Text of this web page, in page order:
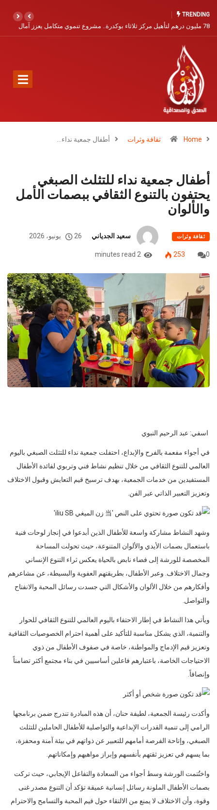
TRENDING
مندوبية الصيد البحري بآسفي تفتح باب التسجيل البحري برسم سنة 2026
Home ثقافة وثرات أطفال جمعية نداء…
أطفال جمعية نداء للتثلث الصبغي
يحتفون بالتنوع الثقافي ببصمات الأمل
والألوان
ثقافة وثرات سعيد الجدياني 26 يونيو، 2026
0
253
2 minutes read
اسفي: عبد الرحيم النبوي
في أجواء مفعمة بالفرح والإبداع، احتفلت جمعية نداء للتثلث الصبغي باليوم
العالمي للتنوع الثقافي من خلال تنظيم نشاط فني وتربوي لفائدة الأطفال
المستفيدين من خدمات الجمعية، بهدف ترسيخ قيم التعايش وقبول الاختلاف
وتعزيز التعبير الذاتي عبر الفن.
وشهد النشاط مشاركة واسعة للأطفال الذين أبدعوا في إنجاز لوحات فنية
باستعمال بصمات الأيدي والألوان المتنوعة، حيث تحولت المساحة
المخصصة للورشة إلى فضاء نابض بالحياة يعكس ثراء التنوع الإنساني
وجمال الاختلاف. وعبر الأطفال، بطريقتهم العفوية والبسيطة، عن مشاعرهم
وأفكارهم من خلال الألوان والأشكال التي جسدت رسائل المحبة والانفتاح
والتواصل.
ويأتي هذا النشاط في إطار الاحتفاء باليوم العالمي للتنوع الثقافي للحوار
والتنمية، الذي يشكل مناسبة للتأكيد على أهمية احترام الخصوصيات الثقافية
وتعزيز قيم الإدماج والمواطنة، خاصة في صفوف الأطفال من ذوي
الاحتياجات الخاصة، باعتبارهم فاعلين أساسيين في بناء مجتمع أكثر تضامناً
وإنصافاً.
وأكدت رئيسة الجمعية، لطيفة حنان، أن هذه المبادرة تندرج ضمن برنامجها
الرامي إلى تنمية القدرات الإبداعية والتواصلية للأطفال الحاملين للتثلث
الصبغي، وإتاحة الفرصة أمامهم للتعبير عن ذواتهم في بيئة آمنة ومحفزة،
بما يسهم في تعزيز ثقتهم بأنفسهم وإبراز مواهبهم وإمكاناتهم.
واختُتمت الورشة وسط أجواء من السعادة والتفاعل الإيجابي، حيث تركت
بصمات الأطفال الملونة رسائل إنسانية عميقة تؤكد أن التنوع مصدر غنى
وقوة، وأن الاختلاف لا يمنع من الالتقاء حول قيم المحبة والتسامح والاحترام